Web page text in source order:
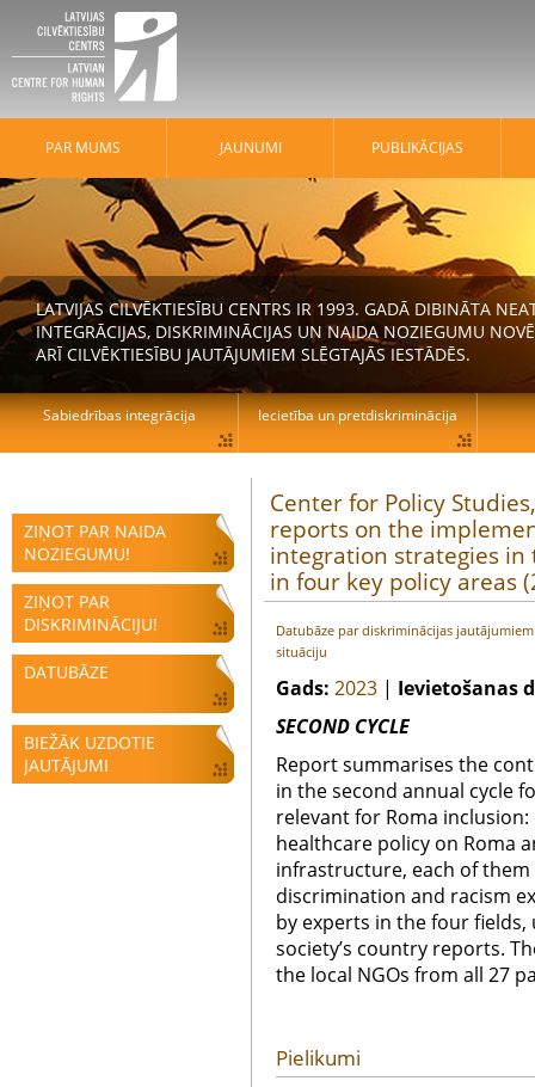
ZIŅOT PAR NAIDA
NOZIEGUMU!
ZIŅOT PAR
DISKRIMINĀCIJU!
DATUBĀZE
BIEŽĀK UZDOTIE
JAUTĀJUMI
Center for Policy
reports on the
integration strategies in
in four key policy areas
Datubāze par diskriminācijas
situāciju
Gads: 2023 | Ievietošanas
SECOND CYCLE
Report summarises the
in the second annual cycle
relevant for Roma
healthcare policy on Roma
infrastructure, each of
discrimination and racism
by experts in the four
society’s country reports.
the local NGOs from all 27
Pielikumi
PAR MUMS JAUNUMI PUBLIKĀCIJAS
LATVIJAS CILVĒKTIESĪBU CENTRS IR 1993. GADĀ DIBINĀTA
INTEGRĀCIJAS, DISKRIMINĀCIJAS UN NAIDA NOZIEGUMU
ARĪ CILVĒKTIESĪBU JAUTĀJUMIEM SLĒGTAJĀS IESTĀDĒS.
Sabiedrības integrācija Iecietība un pretdiskriminācija